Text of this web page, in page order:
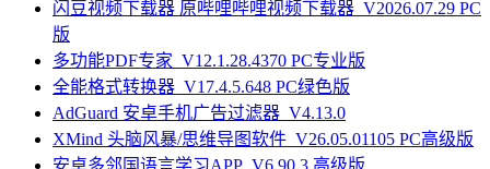
闪豆视频下载器 原哔哩哔哩视频下载器_V2026.07.29 PC
版
多功能PDF专家_V12.1.28.4370 PC专业版
全能格式转换器_V17.4.5.648 PC绿色版
AdGuard 安卓手机广告过滤器_V4.13.0
XMind 头脑风暴/思维导图软件_V26.05.01105 PC高级版
安卓多邻国语言学习APP_V6.90.3 高级版